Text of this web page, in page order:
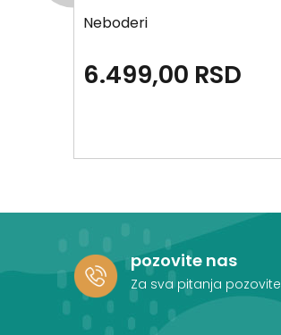
Neboderi
6.499,00 RSD
pozovite nas
Za sva pitanja pozovite